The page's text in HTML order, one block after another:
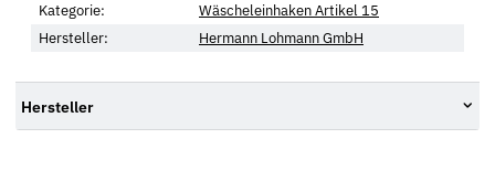
Kategorie:
Wäscheleinhaken Artikel 15
Hersteller:
Hermann Lohmann GmbH
Hersteller